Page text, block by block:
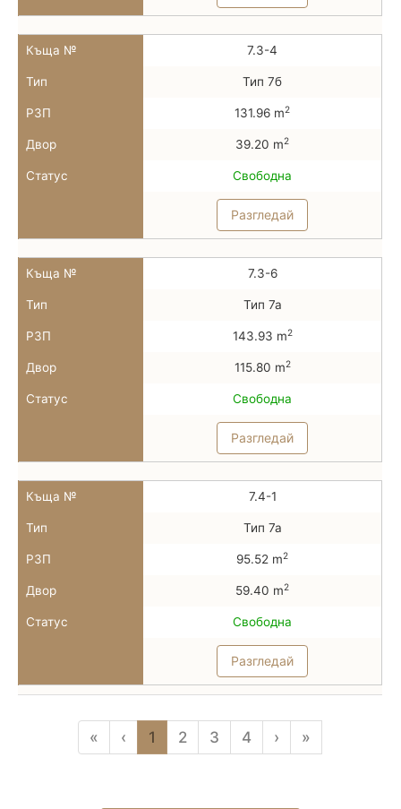
Къща № 7.3-4
Тип Тип 7б
РЗП 131.96 m2
Двор 39.20 m2
Статус Свободна
Разгледай
Къща № 7.3-6
Тип Тип 7а
РЗП 143.93 m2
Двор 115.80 m2
Статус Свободна
Разгледай
Къща № 7.4-1
Тип Тип 7а
РЗП 95.52 m2
Двор 59.40 m2
Статус Свободна
Разгледай
« ‹ 1 2 3 4 › »